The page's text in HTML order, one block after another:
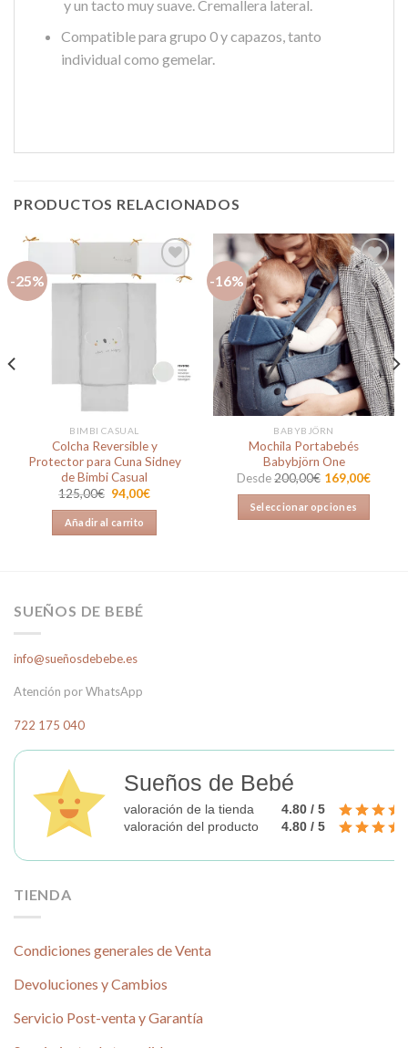
y un tacto muy suave. Cremallera lateral.
Compatible para grupo 0 y capazos, tanto
individual como gemelar.
PRODUCTOS RELACIONADOS
-25%
BIMBI CASUAL
Colcha Reversible y
Protector para Cuna Sidney
de Bimbi Casual
125,00€ El
precio
original
era:
125,00€.
94,00€El
94,00€.
Añadir al carrito
-16%
Añadir
a la
lista de
deseos
BABYBJÖRN
Mochila Portabebés
Babybjörn One
Desde200,00€ 169,00€
Seleccionar opciones
SUEÑOS DE BEBÉ
info@sueñosdebebe.es
Atención por WhatsApp
722 175 040
Sueños de Bebé
valoración de la tienda
4.80 / 5
valoración del producto
4.80 / 5
TIENDA
Condiciones generales de Venta
Devoluciones y Cambios
Servicio Post-venta y Garantía